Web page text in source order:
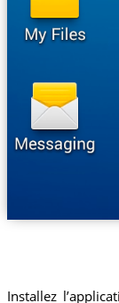
Installez